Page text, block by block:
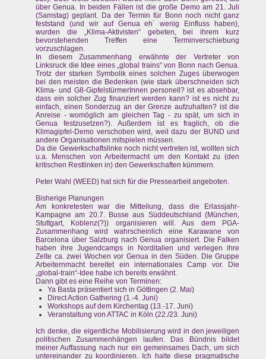
über Genua. In beiden Fällen ist die große Demo am 21. Juli
(Samstag) geplant. Da der Termin für Bonn noch nicht ganz
feststand (und wir auf Genua eh´ wenig Einfluss haben),
wurden die „Klima-Aktivisten“ gebeten, bei ihrem kurz
bevorstehenden Treffen eine Terminverschiebung
vorzuschlagen.
In diesem Zusammenhang erwähnte der Vertreter von
Linksruck die Idee eines „global trains“ von Bonn nach Genua.
Trotz der starken Symbolik eines solchen Zuges überwogen
bei den meisten die Bedenken (wie stark überschneiden sich
Klima- und G8-GipfelstürmerInnen personell? ist es absehbar,
dass ein solcher Zug finanziert werden kann? ist es nicht zu
einfach, einen Sonderzug an der Grenze aufzuhalten? ist die
Anreise - womöglich am gleichen Tag - zu spät, um sich in
Genua festzusetzen?). Außerdem ist es fraglich, ob die
Klimagipfel-Demo verschoben wird, weil dazu der BUND und
andere Organisationen mitspielen müssen.
Da die Gewerkschaftslinke noch nicht vertreten ist, wollten sich
u.a. Menschen von Arbeitermacht um den Kontakt zu (den
kritischen Restlinken in) den Gewerkschaften kümmern.
Peter Wahl (WEED) hat sich für die Pressearbeit angeboten.
Bisherige Planungen
Am konkretesten war die Mitteilung, dass die Erlassjahr-
Kampagne am 20.7. Busse aus Süddeutschland (München,
Stuttgart, Koblenz(?)) organisieren will. Aus dem PGA-
Zusammenhang wird wahrscheinlich eine Karawane von
Barcelona über Salzburg nach Genua organisiert. Die Falken
haben ihre Jugendcamps in Norditalien und verlegen ihre
Zelte ca. zwei Wochen vor Genua in den Süden. Die Gruppe
Arbeiternmacht bereitet ein internationales Camp vor. Die
„global-train“-Idee habe ich bereits erwähnt.
Dann gibt es eine Reihe von Terminen:
Ya Basta präsentiert sich in Göttingen (2. Mai)
Direct Action Gathering (1.-4. Juni)
Workshops auf dem Kirchentag (13.-17. Juni)
Veranstaltung von ATTAC in Köln (22./23. Juni)
Ich denke, die eigentliche Mobilisierung wird in den jeweiligen
politischen Zusammenhängen laufen. Das Bündnis bildet
meiner Auffassung nach nur ein gemeinsames Dach, um sich
untereinander zu koordinieren. Ich halte diese pragmatische